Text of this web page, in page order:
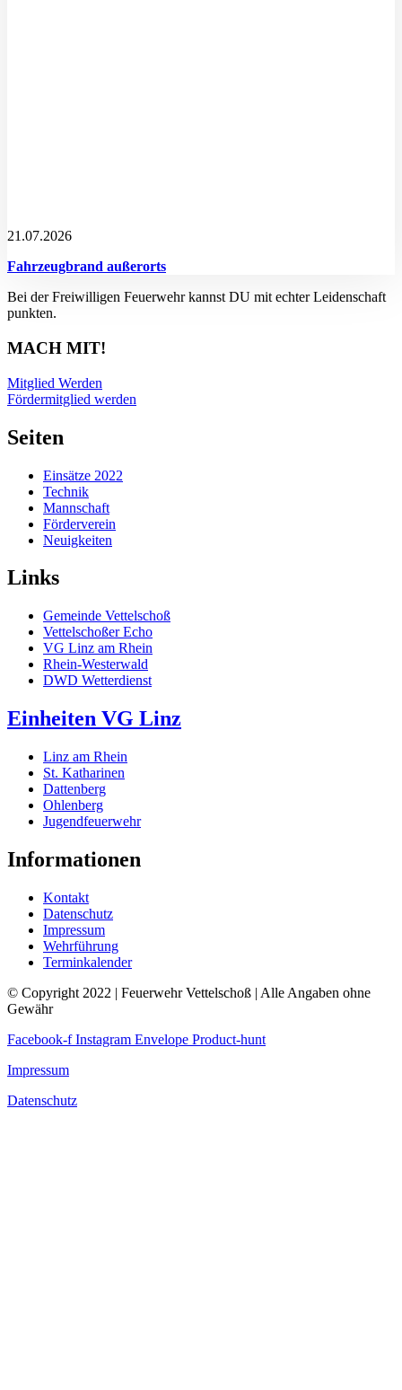
21.07.2026
Fahrzeugbrand außerorts
Bei der Freiwilligen Feuerwehr kannst DU mit echter Leidenschaft
punkten.
MACH MIT!
Mitglied Werden
Fördermitglied werden
Seiten
Einsätze 2022
Technik
Mannschaft
Förderverein
Neuigkeiten
Links
Gemeinde Vettelschoß
Vettelschoßer Echo
VG Linz am Rhein
Rhein-Westerwald
DWD Wetterdienst
Einheiten VG Linz
Linz am Rhein
St. Katharinen
Dattenberg
Ohlenberg
Jugendfeuerwehr
Informationen
Kontakt
Datenschutz
Impressum
Wehrführung
Terminkalender
© Copyright 2022 | Feuerwehr Vettelschoß | Alle Angaben ohne
Gewähr
Facebook-f Instagram Envelope Product-hunt
Impressum
Datenschutz